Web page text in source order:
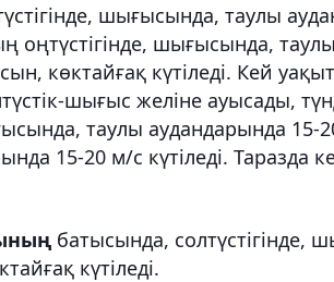
шығысында, таулы
оңтүстігінде, шығысында,
көктайғақ күтіледі. Кей
шығыс желіне ауысады,
таулы аудандарында 15-
15-20 м/с күтіледі. Таразда
батысында, солтүстігінде,
күтіледі.